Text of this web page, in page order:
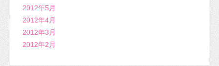
2012年5月
2012年4月
2012年3月
2012年2月